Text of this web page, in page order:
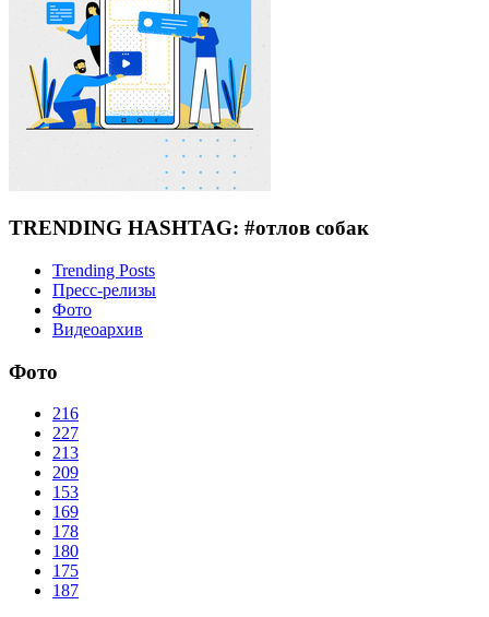
TRENDING HASHTAG: #отлов собак
Trending Posts
Пресс-релизы
Фото
Видеоархив
Фото
216
227
213
209
153
169
178
180
175
187